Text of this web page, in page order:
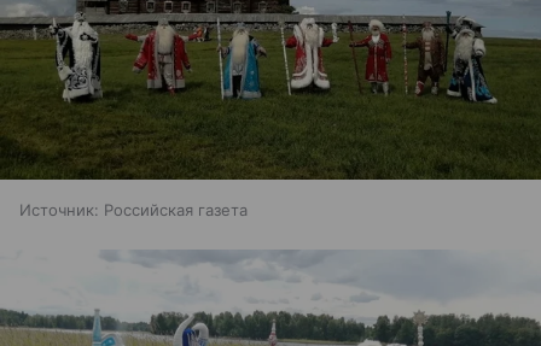
Источник: Российская газета